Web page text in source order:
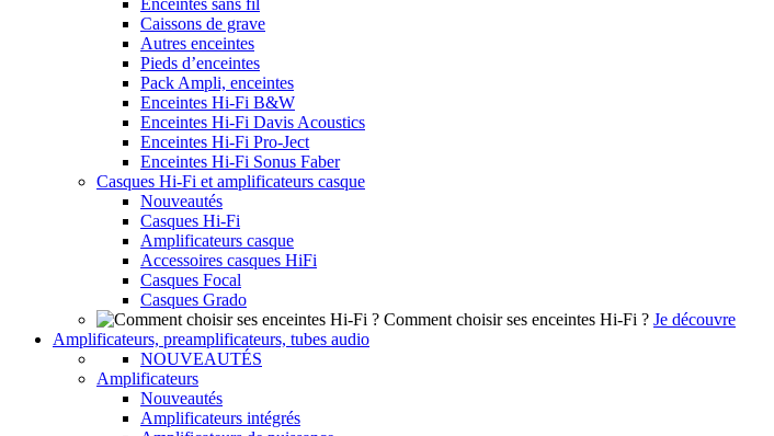
Enceintes sans fil
Caissons de grave
Autres enceintes
Pieds d’enceintes
Pack Ampli, enceintes
Enceintes Hi-Fi B&W
Enceintes Hi-Fi Davis Acoustics
Enceintes Hi-Fi Pro-Ject
Enceintes Hi-Fi Sonus Faber
Casques Hi-Fi et amplificateurs casque
Nouveautés
Casques Hi-Fi
Amplificateurs casque
Accessoires casques HiFi
Casques Focal
Casques Grado
Comment choisir ses enceintes Hi-Fi ? Je découvre
Amplificateurs, preamplificateurs, tubes audio
NOUVEAUTÉS
Amplificateurs
Nouveautés
Amplificateurs intégrés